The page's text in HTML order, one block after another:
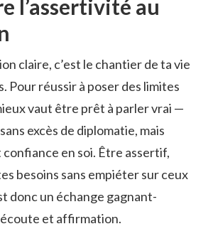
l’assertivité au
claire, c’est le chantier de ta vie
Pour réussir à poser des limites
vaut être prêt à parler vrai —
excès de diplomatie, mais
en soi. Être assertif,
besoins sans empiéter sur ceux
donc un échange gagnant-
et affirmation.